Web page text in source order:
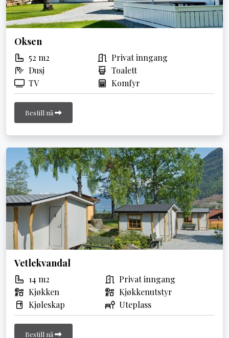
Oksen
52 m2
Privat inngang
Dusj
Toalett
TV
Komfyr
Bestill nå
Vetlekvandal
14 m2
Privat inngang
Kjøkken
Kjøkkenutstyr
Kjøleskap
Uteplass
Bestill nå